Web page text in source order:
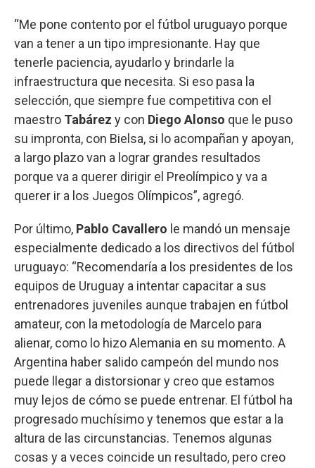
“Me pone contento por el fútbol uruguayo porque
van a tener a un tipo impresionante. Hay que
tenerle paciencia, ayudarlo y brindarle la
infraestructura que necesita. Si eso pasa la
selección, que siempre fue competitiva con el
maestro Tabárez y con Diego Alonso que le puso
su impronta, con Bielsa, si lo acompañan y apoyan,
a largo plazo van a lograr grandes resultados
porque va a querer dirigir el Preolímpico y va a
querer ir a los Juegos Olímpicos”, agregó.
Por último, Pablo Cavallero le mandó un mensaje
especialmente dedicado a los directivos del fútbol
uruguayo: “Recomendaría a los presidentes de los
equipos de Uruguay a intentar capacitar a sus
entrenadores juveniles aunque trabajen en fútbol
amateur, con la metodología de Marcelo para
alienar, como lo hizo Alemania en su momento. A
Argentina haber salido campeón del mundo nos
puede llegar a distorsionar y creo que estamos
muy lejos de cómo se puede entrenar. El fútbol ha
progresado muchísimo y tenemos que estar a la
altura de las circunstancias. Tenemos algunas
cosas y a veces coincide un resultado, pero creo